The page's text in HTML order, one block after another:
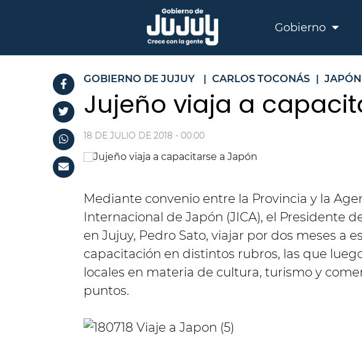
Gobierno
GOBIERNO DE JUJUY | CARLOS TOCONÁS | JAPÓN
Jujeño viaja a
18 DE JULIO DE 2018 - 00:00
Mediante convenio entre la Provincia y la
Internacional de Japón (JICA), el Presidente
en Jujuy, Pedro Sato, viajar por dos meses a
capacitación en distintos rubros, las que
locales en materia de cultura, turismo y
puntos.